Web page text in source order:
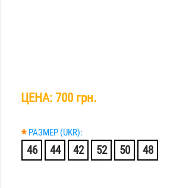
ЦЕНА: 700 грн.
* РАЗМЕР (UKR):
46 44 42 52 50 48